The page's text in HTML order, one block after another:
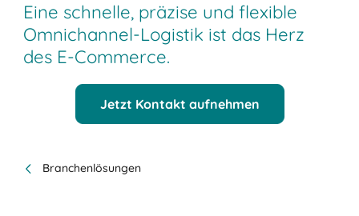
Eine schnelle, präzise und flexible
Omnichannel-Logistik ist das Herz
des E-Commerce.
Jetzt Kontakt aufnehmen
Branchenlösungen